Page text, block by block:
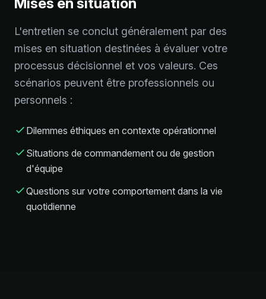
L'entretien se conclut généralement par des
mises en situation destinées à évaluer votre
processus décisionnel et vos valeurs. Ces
scénarios peuvent être professionnels ou
personnels :
Dilemmes éthiques en contexte opérationnel
Situations de commandement ou de gestion
d'équipe
Questions sur votre comportement dans la vie
quotidienne